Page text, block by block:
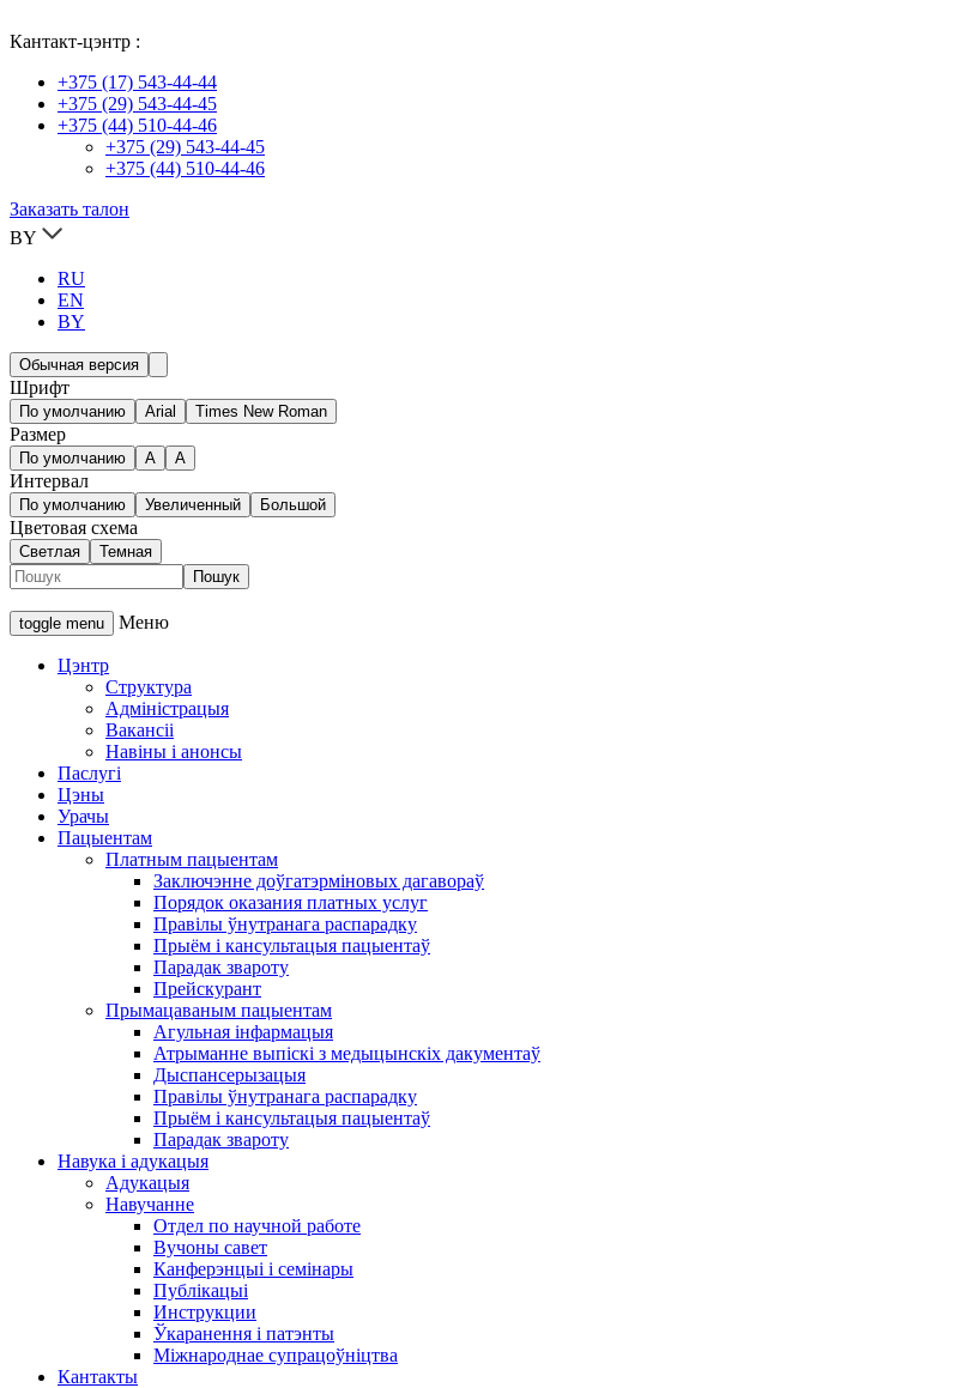
Кантакт-цэнтр :
+375 (17) 543-44-44
+375 (29) 543-44-45
+375 (44) 510-44-46
+375 (29) 543-44-45
+375 (44) 510-44-46
Заказать талон
BY
RU
EN
BY
Обычная версия
Шрифт
По умолчанию Arial Times New Roman
Размер
По умолчанию A A
Интервал
По умолчанию Увеличенный Большой
Цветовая схема
Светлая Темная
toggle menu Меню
Цэнтр
Структура
Адміністрацыя
Вакансіі
Навіны і анонсы
Паслугі
Цэны
Урачы
Пацыентам
Платным пацыентам
Заключэнне доўгатэрміновых дагавораў
Порядок оказания платных услуг
Правілы ўнутранага распарадку
Прыём і кансультацыя пацыентаў
Парадак звароту
Прейскурант
Прымацаваным пацыентам
Агульная інфармацыя
Атрыманне выпіскі з медыцынскіх дакументаў
Дыспансерызацыя
Правілы ўнутранага распарадку
Прыём і кансультацыя пацыентаў
Парадак звароту
Навука і адукацыя
Адукацыя
Навучанне
Отдел по научной работе
Вучоны савет
Канферэнцыі і семінары
Публікацыi
Инструкции
Ўкаранення і патэнты
Міжнароднае супрацоўніцтва
Кантакты